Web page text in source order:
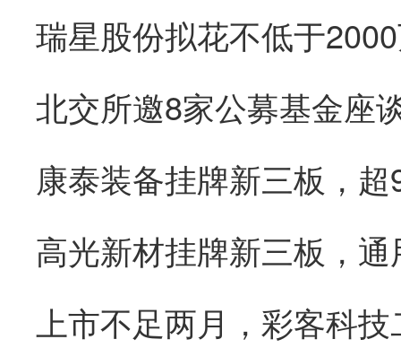
康泰装备挂牌新三板，